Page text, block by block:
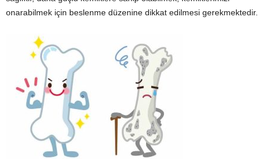
onarabilmek için beslenme düzenine dikkat edilmesi gerekmektedir.